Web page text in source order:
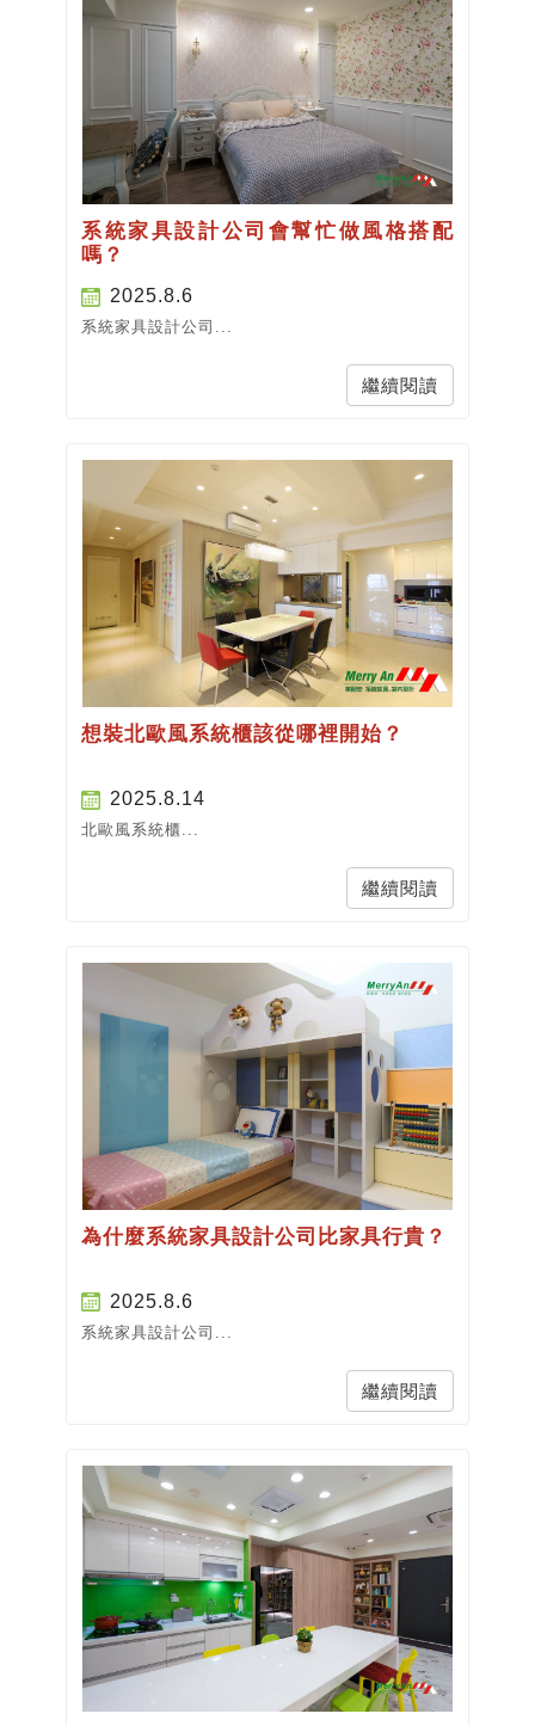
系統家具設計公司會幫忙做風格搭配
嗎？
2025.8.6
系統家具設計公司...
繼續閱讀
想裝北歐風系統櫃該從哪裡開始？
2025.8.14
北歐風系統櫃...
繼續閱讀
為什麼系統家具設計公司比家具行貴？
2025.8.6
系統家具設計公司...
繼續閱讀